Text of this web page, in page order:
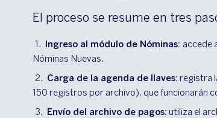
El proceso se resume en tres
Ingreso al módulo de Nóminas: accede
Nóminas Nuevas.
Carga de la agenda de llaves: registra
150 registros por archivo), que funcionarán
Envío del archivo de pagos: utiliza el